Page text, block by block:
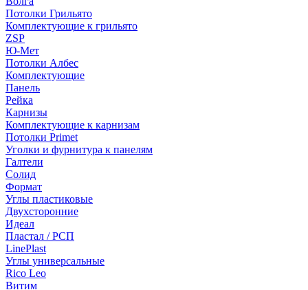
Потолки Грильято
Комплектующие к грильято
ZSP
Ю-Мет
Потолки Албес
Комплектующие
Панель
Рейка
Карнизы
Комплектующие к карнизам
Потолки Primet
Уголки и фурнитура к панелям
Галтели
Солид
Формат
Углы пластиковые
Двухсторонние
Идеал
Пластал / РСП
LinePlast
Углы универсальные
Rico Leo
Витим